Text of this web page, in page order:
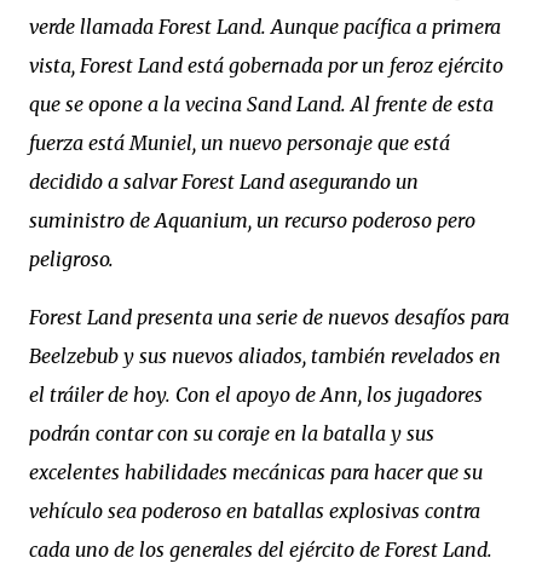
verde llamada Forest Land. Aunque pacífica a primera
vista, Forest Land está gobernada por un feroz ejército
que se opone a la vecina Sand Land. Al frente de esta
fuerza está Muniel, un nuevo personaje que está
decidido a salvar Forest Land asegurando un
suministro de Aquanium, un recurso poderoso pero
peligroso.
Forest Land presenta una serie de nuevos desafíos para
Beelzebub y sus nuevos aliados, también revelados en
el tráiler de hoy. Con el apoyo de Ann, los jugadores
podrán contar con su coraje en la batalla y sus
excelentes habilidades mecánicas para hacer que su
vehículo sea poderoso en batallas explosivas contra
cada uno de los generales del ejército de Forest Land.